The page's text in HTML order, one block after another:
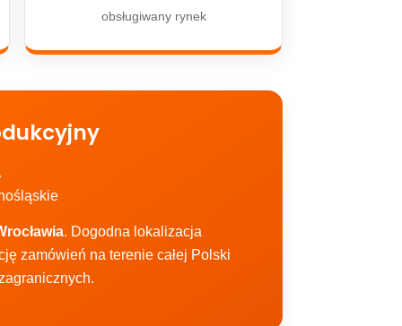
obsługiwany rynek
. Dogodna lokalizacja
zamówień na terenie całej Polski